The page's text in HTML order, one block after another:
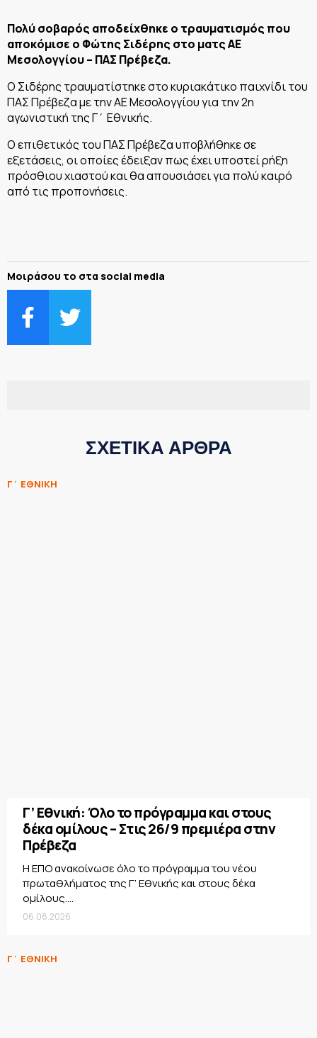
Πολύ σοβαρός αποδείχθηκε ο τραυματισμός που
αποκόμισε ο Φώτης Σιδέρης στο ματς ΑΕ
Μεσολογγίου – ΠΑΣ Πρέβεζα.
Ο Σιδέρης τραυματίστηκε στο κυριακάτικο παιχνίδι του
ΠΑΣ Πρέβεζα με την ΑΕ Μεσολογγίου για την 2η
αγωνιστική της Γ΄ Εθνικής.
Ο επιθετικός του ΠΑΣ Πρέβεζα υποβλήθηκε σε
εξετάσεις, οι οποίες έδειξαν πως έχει υποστεί ρήξη
πρόσθιου χιαστού και θα απουσιάσει για πολύ καιρό
από τις προπονήσεις.
Μοιράσου το στα social media
ΣΧΕΤΙΚΑ ΑΡΘΡΑ
Γ΄ ΕΘΝΙΚΗ
Γ’ Εθνική: Όλο το πρόγραμμα και στους
δέκα ομίλους – Στις 26/9 πρεμιέρα στην
Πρέβεζα
Η ΕΠΟ ανακοίνωσε όλο το πρόγραμμα του νέου
πρωταθλήματος της Γ’ Εθνικής και στους δέκα
ομίλους....
06.08.2026
Γ΄ ΕΘΝΙΚΗ